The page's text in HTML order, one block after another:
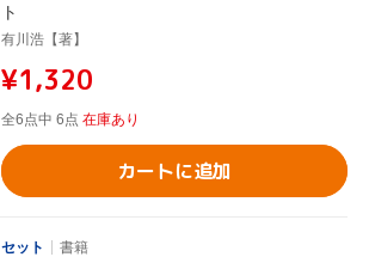
ト
有川浩【著】
¥1,320
全6点中 6点 在庫あり
カートに追加
セット 書籍